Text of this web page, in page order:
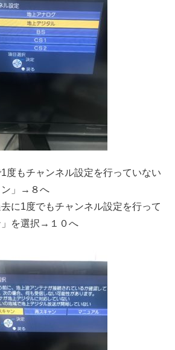
度もチャンネル設定を行っていない
ン」→８へ
に1度でもチャンネル設定を行って
」を選択→１０へ